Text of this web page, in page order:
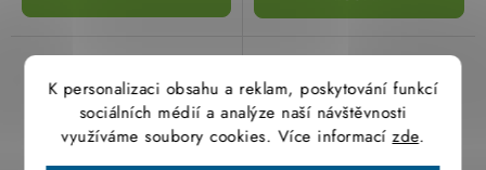
K personalizaci obsahu a reklam, poskytování funkcí
sociálních médií a analýze naší návštěvnosti
využíváme soubory cookies. Více informacízde.
odolné proti proříznutí
velikost 8/M Milwaukee
4932492041
prstů velikost XL/10
Milwaukee 48229743